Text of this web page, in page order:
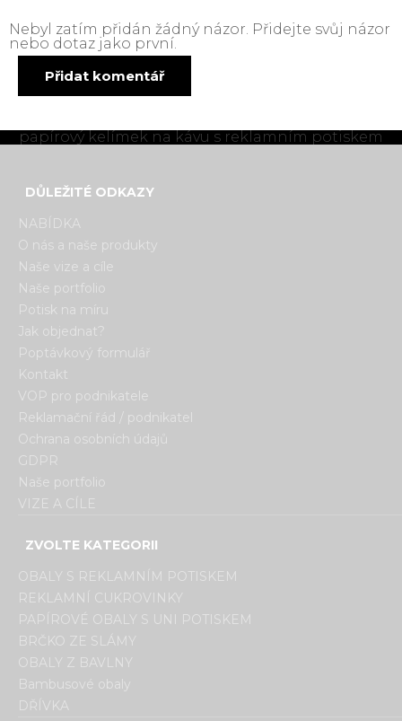
Nebyl zatím přidán žádný názor. Přidejte svůj názor
nebo dotaz jako první.
Přidat komentář
papírový kelímek na kávu s reklamním potiskem
DŮLEŽITÉ ODKAZY
NABÍDKA
O nás a naše produkty
Naše vize a cíle
Naše portfolio
Potisk na míru
Jak objednat?
Poptávkový formulář
Kontakt
VOP pro podnikatele
Reklamační řád / podnikatel
Ochrana osobních údajů
GDPR
Naše portfolio
VIZE A CÍLE
ZVOLTE KATEGORII
OBALY S REKLAMNÍM POTISKEM
REKLAMNÍ CUKROVINKY
PAPÍROVÉ OBALY S UNI POTISKEM
BRČKO ZE SLÁMY
OBALY Z BAVLNY
Bambusové obaly
DŘÍVKA